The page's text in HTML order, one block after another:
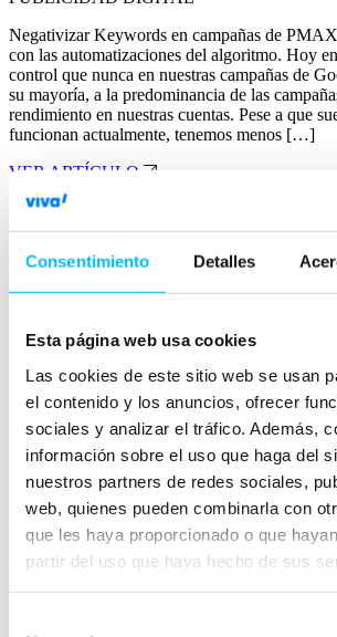
Consentimiento Detalles
Esta página web usa cookies
Las cookies de este sitio web se usan
el contenido y los anuncios, ofrecer
sociales y analizar el tráfico. Además,
información sobre el uso que haga del
nuestros partners de redes sociales,
web, quienes pueden combinarla con
que les haya proporcionado o que
partir del uso que haya hecho de sus
Negativizar Keywords en campañas de
con las automatizaciones del algoritmo. Hoy
control que nunca en nuestras campañas de
su mayoría, a la predominancia de las
rendimiento en nuestras cuentas. Pese a que
funcionan actualmente, tenemos menos […]
VER ARTÍCULO
Miravia Sponsored
PPC de Miravia
Marketplaces
Amazon, ManoMano, CDiscount, AliExpress y
Leroy Merlin son algunos de los marketplaces
herramientas de publicidad a los vendedores y
preguntábamos cuál sería el siguiente… Con el
plataforma los últimos meses y la necesidad
inversión de ser el patrocinador oficial de los
Copywriting en Email
las tasas de tus envíos con
recomendaciones